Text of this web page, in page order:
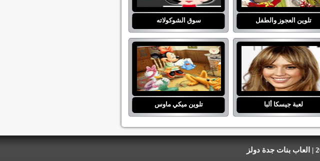
تلوين العجوز والطفل سوق الشوكولاته
لعبة جيسكا ألبا تلوين ميكي ماوس